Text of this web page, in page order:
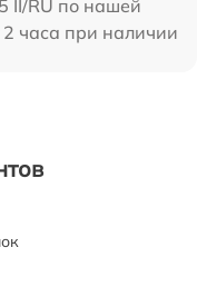
II/RU по нашей
2 часа при наличии